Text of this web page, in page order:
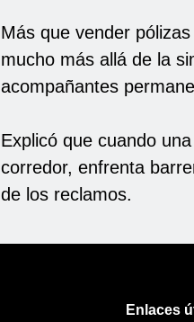
Más que vender
mucho más allá de la
acompañantes
Explicó que cuando
corredor, enfrenta
de los reclamos.
Enlaces